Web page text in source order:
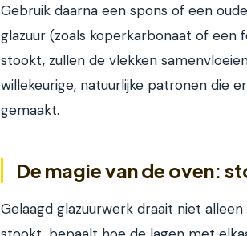
Gebruik daarna een spons of een
glazuur (zoals koperkarbonaat of een
stookt, zullen de vlekken
willekeurige, natuurlijke patronen die
gemaakt.
De magie van de oven:
Gelaagd glazuurwerk draait niet